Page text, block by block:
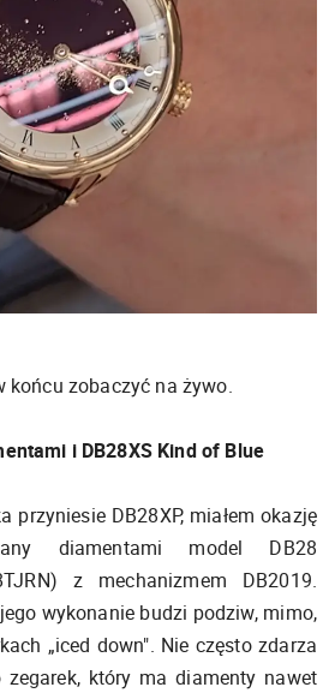
końcu zobaczyć na żywo.
i DB28XS Kind of Blue
przyniesie DB28XP, miałem okazję
diamentami model DB28
z mechanizmem DB2019.
wykonanie budzi podziw, mimo,
„iced down". Nie często zdarza
który ma diamenty nawet